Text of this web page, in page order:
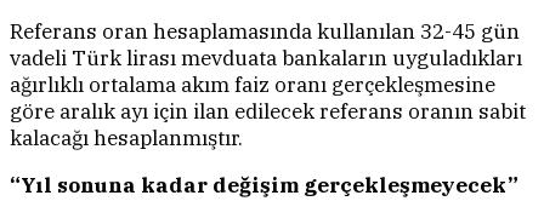
Referans oran hesaplamasında kullanılan 32-45 gün
vadeli Türk lirası mevduata bankaların uyguladıkları
ağırlıklı ortalama akım faiz oranı gerçekleşmesine
göre aralık ayı için ilan edilecek referans oranın sabit
kalacağı hesaplanmıştır.
“Yıl sonuna kadar değişim gerçekleşmeyecek”